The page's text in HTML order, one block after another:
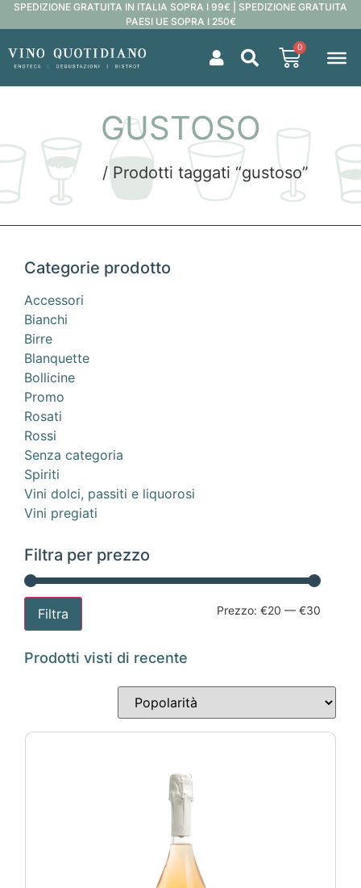
SPEDIZIONE GRATUITA IN ITALIA SOPRA I 99€ | SPEDIZIONE GRATUITA
PAESI UE SOPRA I 250€
0
GUSTOSO
Home / Prodotti taggati “gustoso”
Categorie prodotto
Accessori
Bianchi
Birre
Blanquette
Bollicine
Promo
Rosati
Rossi
Senza categoria
Spiriti
Vini dolci, passiti e liquorosi
Vini pregiati
Filtra per prezzo
Filtra Prezzo: €20 — €30
Prodotti visti di recente